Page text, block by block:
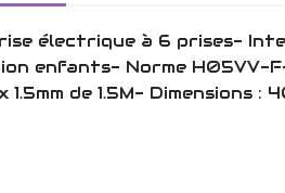
électrique à 6 prises-
enfants- Norme H05VV-
1.5mm de 1.5M- Dimensions